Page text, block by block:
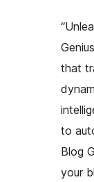
that
to
Blog
your